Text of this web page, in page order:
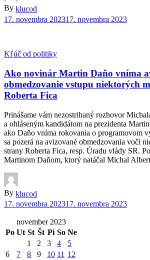
By klucod
17. novembra 202317. novembra 2023
Kľúč od politiky
Ako novinár Martin Daňo vníma
obmedzovanie vstupu niektorých
Roberta Fica
Prinášame vám nezostrihaný rozhovor
a ohláseným kandidátom na prezidenta
ako Daňo vníma rokovania o programovom
sa pozerá na avizované obmedzovania voči
strany Roberta Fica, resp. Úradu vlády SR.
Martinom Daňom, ktorý natáčal Michal
By klucod
17. novembra 202317. novembra 2023
november 2023
Po Ut St Št Pi So Ne
1 2 3 4
5
6
7 8 9 10 11 12